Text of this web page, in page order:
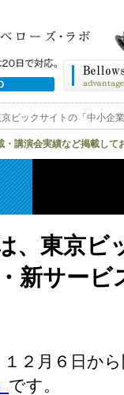
京ビックサイトの「中小
講演会実績など掲載して
、東京ビ
新サービ
２月６日か
です。